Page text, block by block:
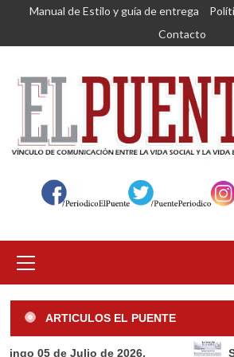
Saltar
contenido
Manual de Estilo y guía de entrega
Contacto
primario
ARTICULOS EL PUENTE
Julio de 2026. Semilla de